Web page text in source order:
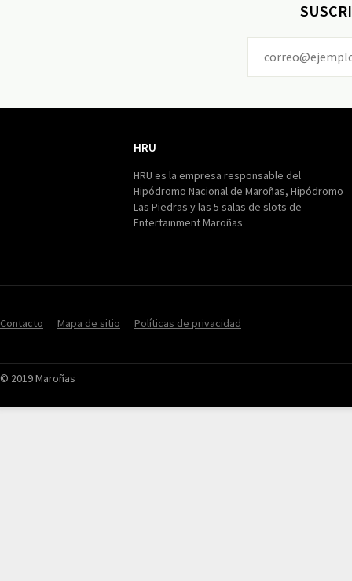
HRU
HRU es la empresa responsable del
Hipódromo Nacional de Maroñas, Hipódromo
Las Piedras y las 5 salas de slots de
Entertainment Maroñas
Contacto Mapa de sitio Políticas de privacidad
© 2019 Maroñas